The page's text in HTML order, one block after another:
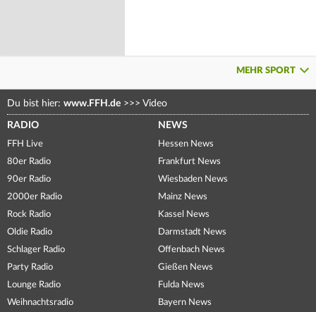
MEHR SPORT
Du bist hier: www.FFH.de >>> Video
RADIO
FFH Live
80er Radio
90er Radio
2000er Radio
Rock Radio
Oldie Radio
Schlager Radio
Party Radio
Lounge Radio
Weihnachtsradio
NEWS
Hessen News
Frankfurt News
Wiesbaden News
Mainz News
Kassel News
Darmstadt News
Offenbach News
Gießen News
Fulda News
Bayern News